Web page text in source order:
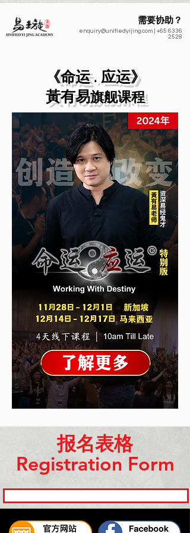
需要协助？
enquiry@unifiedyijing.com
+65 6336
2528
《命运 . 应运》
​黃有易旗舰课程
​报名表格
Registration Form